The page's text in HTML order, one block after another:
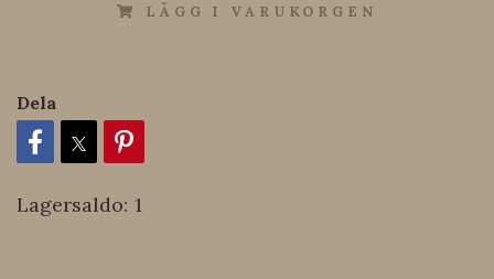
LÄGG I VARUKORGEN
Dela
Lagersaldo: 1